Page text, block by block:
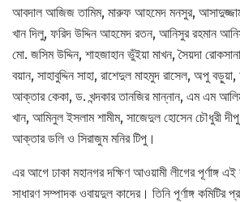
আবদাল আজিজ তামিম, মারুফ আহমেদ মনসুর,
খান দিলু, ফরিদ উদ্দিন আহমেদ রতন, আনিসুর রহমান
মো. জসিম উদ্দিন, শাহজাহান ভুঁইয়া মাখন, সৈয়দা
বয়ান, সাহাবুদ্দিন সাহা, রাশেদুল মাহমুদ রাসেল, অপু
আক্তার কেকা, ড. খন্দকার তানজির মান্নান, এম এম
খান, আমিনুল ইসলাম শামীম, সাজেদুল হোসেন চৌধুরী
আক্তার ডলি ও সিরাজুম মনির টিপু।
এর আগে ঢাকা মহানগর দক্ষিণ আওয়ামী লীগের পূর্ণাঙ্গ
সাধারণ সম্পাদক ওবায়দুল কাদের। তিনি পূর্ণাঙ্গ কমিটির